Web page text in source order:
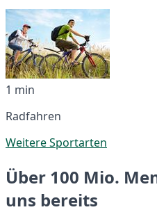
1 min
Radfahren
Weitere Sportarten
Über 100 Mio.
uns bereits